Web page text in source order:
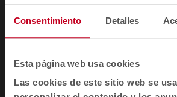
Consentimiento Detalles
Esta página web usa cookies
Las cookies de este sitio web se
Domínguez del Grupo de
Patrimonio y Sostenibilidad:
Óptica y Energía abordan la